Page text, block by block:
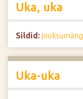
Uka, uka
Sildid: jooksumäng
Uka-uka